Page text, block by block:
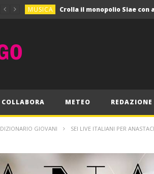
MUSICA
MUSICA
COLLABORA METEO REDAZIONE
DIZIONARIO GIOVANI SEI LIVE ITALIANI PER